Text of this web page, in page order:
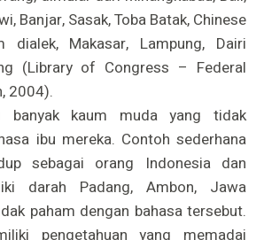
Banjar, Sasak, Toba Batak, Chinese
dialek, Makasar, Lampung, Dairi
(Library of Congress – Federal
2004).
banyak kaum muda yang tidak
ibu mereka. Contoh sederhana
sebagai orang Indonesia dan
darah Padang, Ambon, Jawa
paham dengan bahasa tersebut.
pengetahuan yang memadai